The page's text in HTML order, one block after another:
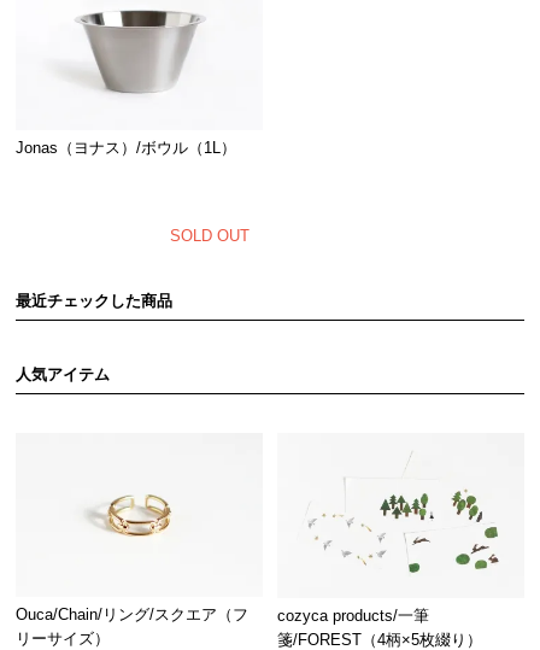
Jonas（ヨナス）/ボウル（1L）
SOLD OUT
最近チェックした商品
人気アイテム
Ouca/Chain/リング/スクエア（フ
リーサイズ）
cozyca products/一筆
箋/FOREST（4柄×5枚綴り）